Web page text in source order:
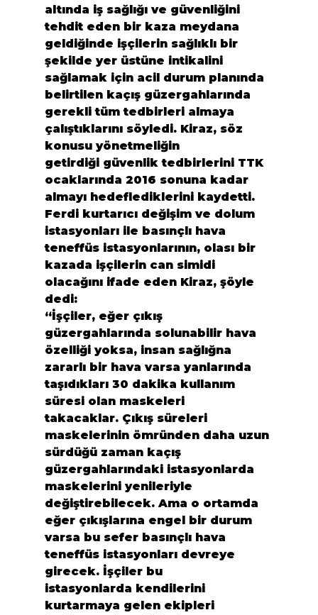
altında iş sağlığı ve güvenliğini
tehdit eden bir kaza meydana
geldiğinde işçilerin sağlıklı bir
şekilde yer üstüne intikalini
sağlamak için acil durum planında
belirtilen kaçış güzergahlarında
gerekli tüm tedbirleri almaya
çalıştıklarını söyledi. Kiraz, söz
konusu yönetmeliğin
getirdiği güvenlik tedbirlerini TTK
ocaklarında 2016 sonuna kadar
almayı hedeflediklerini kaydetti.
Ferdi kurtarıcı değişim ve dolum
istasyonları ile basınçlı hava
teneffüs istasyonlarının, olası bir
kazada işçilerin can simidi
olacağını ifade eden Kiraz, şöyle
dedi:
“İşçiler, eğer çıkış
güzergahlarında solunabilir hava
özelliği yoksa, insan sağlığna
zararlı bir hava varsa yanlarında
taşıdıkları 30 dakika kullanım
süresi olan maskeleri
takacaklar. Çıkış süreleri
maskelerinin ömründen daha uzun
sürdüğü zaman kaçış
güzergahlarındaki istasyonlarda
maskelerini yenileriyle
değiştirebilecek. Ama o ortamda
eğer çıkışlarına engel bir durum
varsa bu sefer basınçlı hava
teneffüs istasyonları devreye
girecek. İşçiler bu
istasyonlarda kendilerini
kurtarmaya gelen ekipleri